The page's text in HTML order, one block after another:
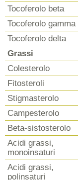
Tocoferolo beta
Tocoferolo gamma
Tocoferolo delta
Grassi
Colesterolo
Fitosteroli
Stigmasterolo
Campesterolo
Beta-sistosterolo
Acidi grassi,
monoinsaturi
Acidi grassi,
polinsaturi